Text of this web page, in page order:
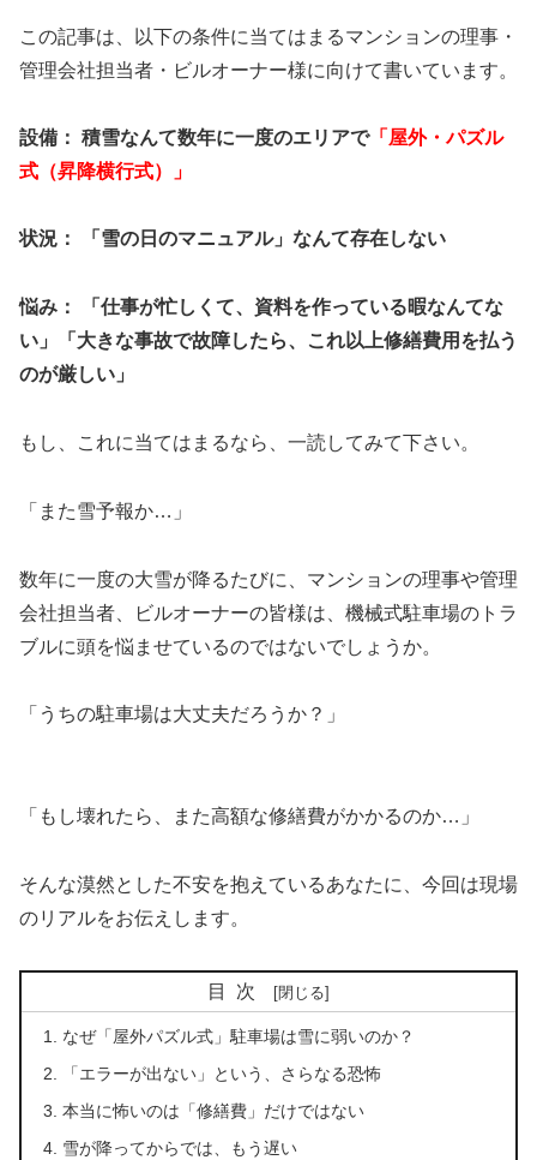
この記事は、以下の条件に当てはまるマンションの理事・
管理会社担当者・ビルオーナー様に向けて書いています。
​設備： 積雪なんて数年に一度のエリアで「屋外・パズル
式（昇降横行式）」
状況： 「雪の日のマニュアル」なんて存在しない
​悩み： 「仕事が忙しくて、資料を作っている暇なんてな
い」「大きな事故で故障したら、これ以上修繕費用を払う
のが厳しい」
​もし、これに当てはまるなら、一読してみて下さい。
「また雪予報か…」
数年に一度の大雪が降るたびに、マンションの理事や管理
会社担当者、ビルオーナーの皆様は、機械式駐車場のトラ
ブルに頭を悩ませているのではないでしょうか。
「うちの駐車場は大丈夫だろうか？」
「もし壊れたら、また高額な修繕費がかかるのか…」
そんな漠然とした不安を抱えているあなたに、今回は現場
のリアルをお伝えします。
目次
なぜ「屋外パズル式」駐車場は雪に弱いのか？
「エラーが出ない」という、さらなる恐怖
本当に怖いのは「修繕費」だけではない
雪が降ってからでは、もう遅い